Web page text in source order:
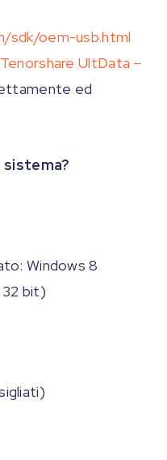
sdk/oem-usb.html
UltData –
ed
sistema?
Windows 8
bit)